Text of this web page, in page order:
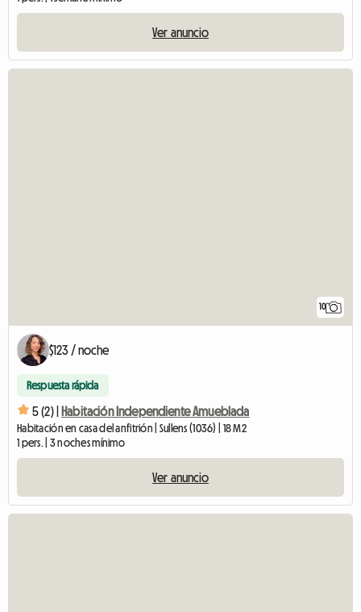
Ver anuncio
10
$123 / noche
Respuesta rápida
5 (2) | Habitación Independiente Amueblada
Habitación en casa del anfitrión | Sullens (1036) | 18 M2
1 pers. | 3 noches mínimo
Ver anuncio